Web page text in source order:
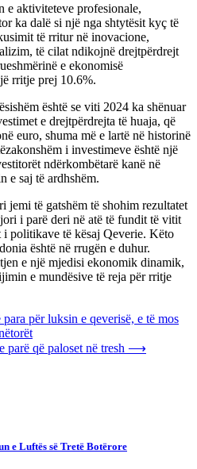
e aktiviteteve profesionale,
ka dalë si një nga shtytësit kyç të
të rritur në inovacione,
të cilat ndikojnë drejtpërdrejt
e ekonomisë
rritje prej 10.6%.
është se viti 2024 ka shënuar
e drejtpërdrejta të huaja, që
euro, shuma më e lartë në historinë
i investimeve është një
ndërkombëtarë kanë në
e saj të ardhshëm.
jemi të gatshëm të shohim rezultatet
i parë deri në atë të fundit të vitit
i politikave të kësaj Qeverie. Këto
është në rrugën e duhur.
e një mjedisi ekonomik dinamik,
e mundësive të reja për rritje
për luksin e qeverisë, e të mos
që paloset në tresh ⟶
e Luftës së Tretë Botërore